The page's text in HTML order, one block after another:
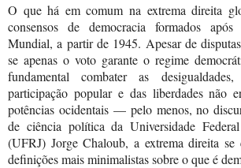
O que há em comum na extrema direita
consensos de democracia formados
Mundial, a partir de 1945. Apesar de
se apenas o voto garante o regime
fundamental combater as
participação popular e das liberdades não
potências ocidentais — pelo menos, no
de ciência política da Universidade
(UFRJ) Jorge Chaloub, a extrema direita se
definições mais minimalistas sobre o que é